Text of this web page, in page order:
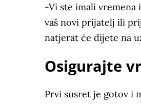
-Vi ste imali vremena
vaš novi prijatelj ili
natjerat će dijete na
Osigurajte
Prvi susret je gotov i